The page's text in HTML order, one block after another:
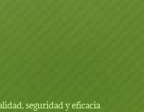
seguridad y eficacia